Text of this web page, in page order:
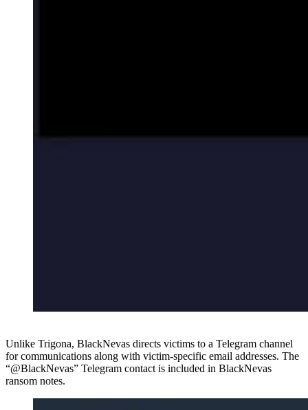
Unlike Trigona, BlackNevas directs victims to a Telegram channel
for communications along with victim-specific email addresses. The
“@BlackNevas” Telegram contact is included in BlackNevas
ransom notes.